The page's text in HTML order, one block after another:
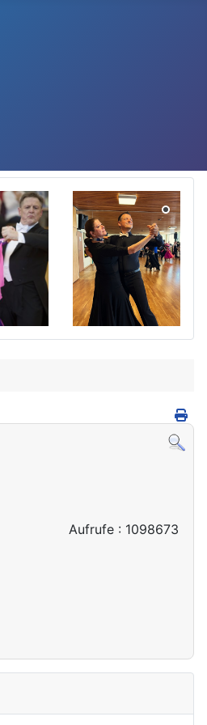
Aufrufe : 1098673